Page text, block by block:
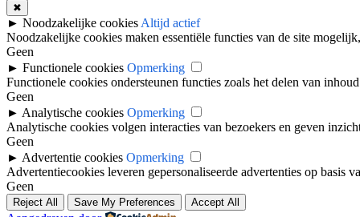
✖
► Noodzakelijke cookies Altijd actief
Noodzakelijke cookies maken essentiële functies van de site
Geen
► Functionele cookies Opmerking
Functionele cookies ondersteunen functies zoals het delen van
Geen
► Analytische cookies Opmerking
Analytische cookies volgen interacties van bezoekers en geven
Geen
► Advertentie cookies Opmerking
Advertentiecookies leveren gepersonaliseerde advertenties op basis
Geen
Reject All Save My Preferences Accept All